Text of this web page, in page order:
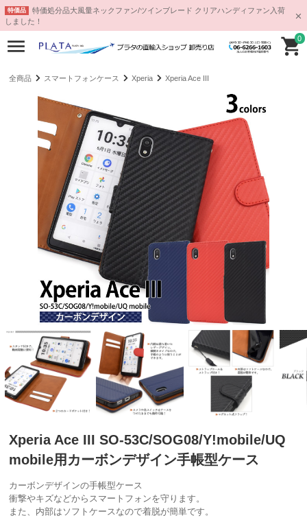
特価品
特価処分品大風量ネックファン/ツインブレード クリアハンディファン入荷
しました！
0
全商品 スマートフォンケース Xperia Xperia Ace III
Xperia Ace III SO-53C/SOG08/Y!mobile/UQ
mobile用カーボンデザイン手帳型ケース
カーボンデザインの手帳型ケース
衝撃やキズなどからスマートフォンを守ります。
また、内部はソフトケースなので着脱が簡単です。